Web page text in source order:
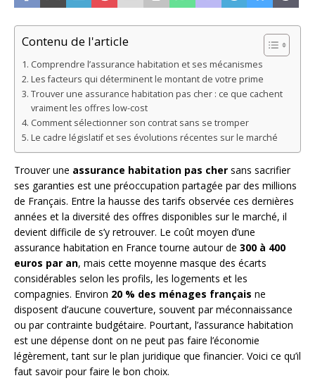
Contenu de l'article
Comprendre l’assurance habitation et ses mécanismes
Les facteurs qui déterminent le montant de votre prime
Trouver une assurance habitation pas cher : ce que cachent
vraiment les offres low-cost
Comment sélectionner son contrat sans se tromper
Le cadre législatif et ses évolutions récentes sur le marché
Trouver une assurance habitation pas cher sans sacrifier
ses garanties est une préoccupation partagée par des millions
de Français. Entre la hausse des tarifs observée ces dernières
années et la diversité des offres disponibles sur le marché, il
devient difficile de s’y retrouver. Le coût moyen d’une
assurance habitation en France tourne autour de 300 à 400
euros par an, mais cette moyenne masque des écarts
considérables selon les profils, les logements et les
compagnies. Environ 20 % des ménages français ne
disposent d’aucune couverture, souvent par méconnaissance
ou par contrainte budgétaire. Pourtant, l’assurance habitation
est une dépense dont on ne peut pas faire l’économie
légèrement, tant sur le plan juridique que financier. Voici ce qu’il
faut savoir pour faire le bon choix.